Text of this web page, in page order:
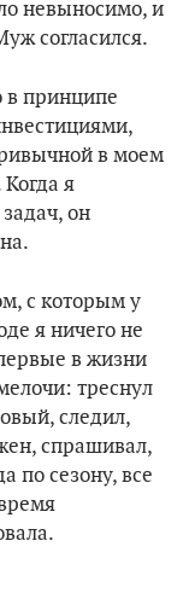
невыносимо, и
согласился.
в принципе
в моем
я
он
с которым у
я ничего не
в жизни
треснул
следил,
спрашивал,
по сезону, все